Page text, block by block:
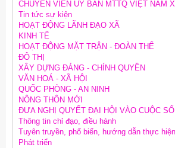
CHUYÊN VIÊN ỦY BAN MTTQ VIỆT NAM
Tin tức sự kiện
HOẠT ĐỘNG LÃNH ĐẠO XÃ
KINH TẾ
HOẠT ĐỘNG MẶT TRẬN - ĐOÀN THỂ
ĐÔ THỊ
XÂY DỰNG ĐẢNG - CHÍNH QUYỀN
VĂN HOÁ - XÃ HỘI
QUỐC PHÒNG - AN NINH
NÔNG THÔN MỚI
ĐƯA NGHỊ QUYẾT ĐẠI HỘI VÀO CUỘC
Thông tin chỉ đạo, điều hành
Tuyên truyền, phổ biến, hướng dẫn thực
Phát triển